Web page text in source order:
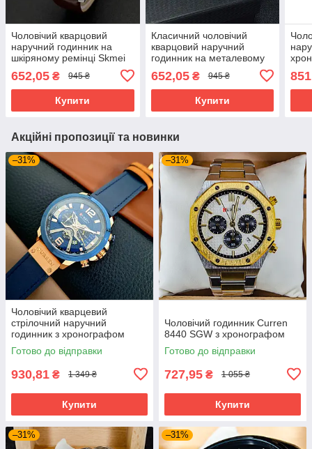
Чоловічий кварцовий
наручний годинник на
шкіряному ремінці Skmei
652,05 ₴ 945 ₴
Купити
Класичний чоловічий
кварцовий наручний
годинник на металевому
браслеті Skmei 9140 BKSI
Оригінал
652,05₴ 945 ₴
Купити
Акційні пропозиції та новинки
–31%
Чоловічий кварцевий
стрілочний наручний
годинник з хронографом
Curren 8329 оригінал. Зі
шкіряним ремінцем. Blue-
Готово до відправки
930,81 ₴ 1 349 ₴
Купити
–31%
Чоловічий годинник Curren
8440 SGW з хронографом
Готово до відправки
727,95 ₴ 1 055 ₴
Купити
–31% –31%